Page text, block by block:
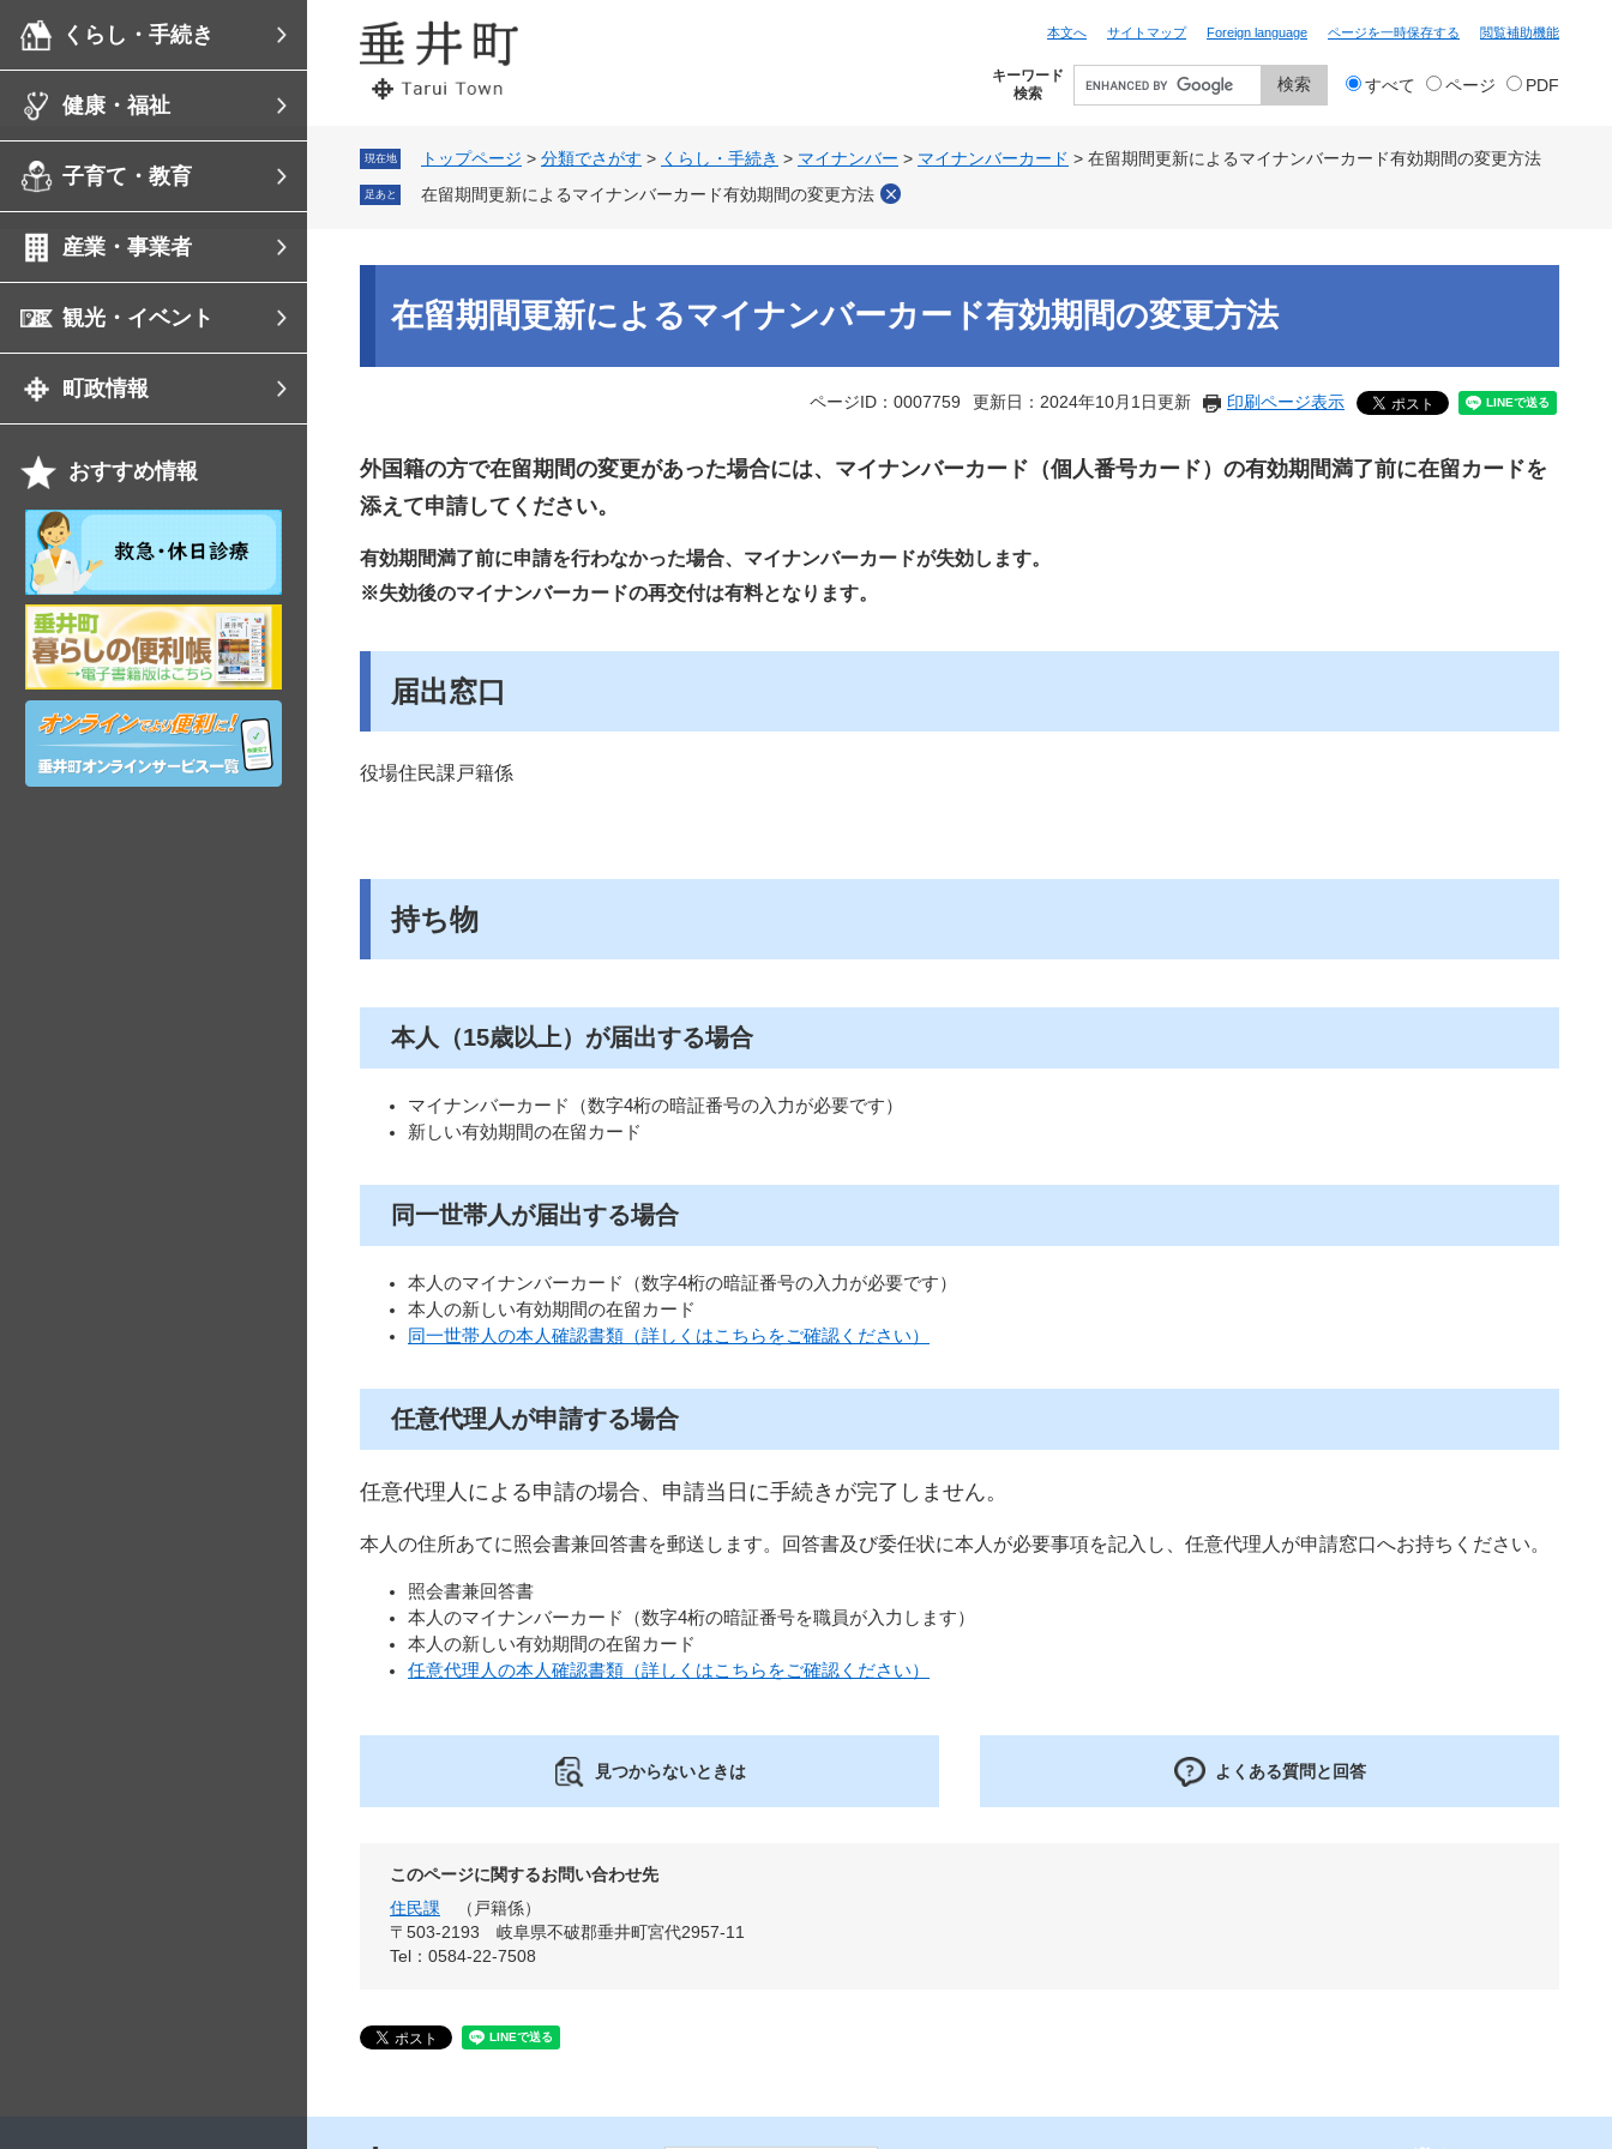
す。
本文へ サイトマップ Foreign language ページを一時保存する 閲覧補助機能
くらし・手続き
健康・福祉
子育て・教育
産業・事業者
観光・イベント
町政情報
おすすめ情報
祝
日・
年
末
年
始
昼
間
宅
当
番
岐
阜
県
垂
町
観
光
ン
ラ
イ
キーワード
検索
検
象
すべて ページ PDF
現在地 トップページ > 分類でさがす > くらし・手続き > マイナンバー > マイナンバーカード > 在留期間更新によるマイナンバーカード有効期間の変更方法
足あと 在留期間更新によるマイナンバーカード有効期間の変更方法
在留期間更新によるマイナンバーカード有効期間の変更方法
ページID：0007759 更新日：2024年10月1日更新 印刷ページ表示
外国籍の方で在留期間の変更があった場合には、マイナンバーカード（個人番号カード）の有効期間満了前に在留カードを
添えて申請してください。
有効期間満了前に申請を行わなかった場合、マイナンバーカードが失効します。
※失効後のマイナンバーカードの再交付は有料となります。
届出窓口
役場住民課戸籍係
持ち物
本人（15歳以上）が届出する場合
マイナンバーカード（数字4桁の暗証番号の入力が必要です）
新しい有効期間の在留カード
同一世帯人が届出する場合
本人のマイナンバーカード（数字4桁の暗証番号の入力が必要です）
本人の新しい有効期間の在留カード
​同一世帯人の本人確認書類（詳しくはこちらをご確認ください）
任意代理人が申請する場合
任意代理人による申請の場合、申請当日に手続きが完了しません。
本人の住所あてに照会書兼回答書を郵送します。回答書及び委任状に本人が必要事項を記入し、任意代理人が申請窓口へお持ちください。​
照会書兼回答書
本人のマイナンバーカード（数字4桁の暗証番号を職員が入力します）
本人の新しい有効期間の在留カード
任意代理人の本人確認書類（詳しくはこちらをご確認ください）
見つからないときは よくある質問と回答
このページに関するお問い合わせ先
住民課
戸籍係
〒503-2193
岐阜県不破郡垂井町宮代2957-11
Tel：0584-22-7508